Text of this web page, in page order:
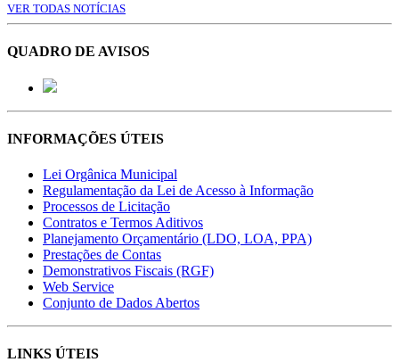
VER TODAS NOTÍCIAS
QUADRO DE AVISOS
INFORMAÇÕES ÚTEIS
Lei Orgânica Municipal
Regulamentação da Lei de Acesso à Informação
Processos de Licitação
Contratos e Termos Aditivos
Planejamento Orçamentário (LDO, LOA, PPA)
Prestações de Contas
Demonstrativos Fiscais (RGF)
Web Service
Conjunto de Dados Abertos
LINKS ÚTEIS